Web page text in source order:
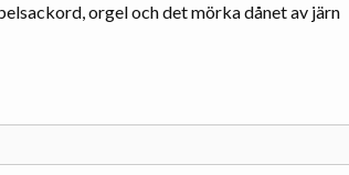
orgel och det mörka dånet av järn